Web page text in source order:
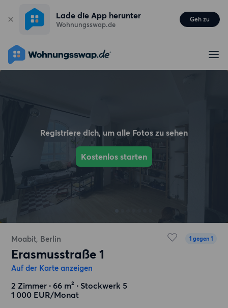
Lade die App herunter
Wohnungsswap.de
Geh zu
Registriere dich, um alle Fotos zu sehen
Kostenlos starten
Moabit, Berlin 1 gegen 1
Erasmusstraße 1
Auf der Karte anzeigen
2 Zimmer ∙ 66 m² ∙ Stockwerk 5
1 000 EUR/Monat